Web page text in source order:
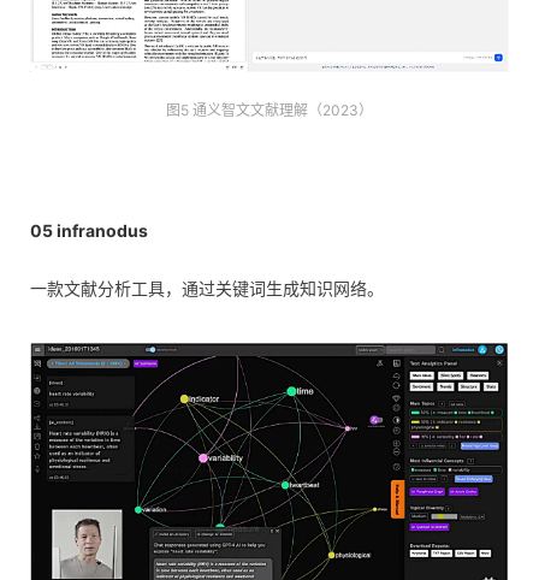
图5 通义智文文献理解（2023）
05infranodus
一款文献分析工具，通过关键词生成知识网络。